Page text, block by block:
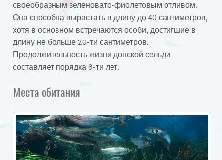
своеобразным зеленовато-фиолетовым отливом.
Она способна вырастать в длину до 40 сантиметров,
хотя в основном встречаются особи, достигшие в
длину не больше 20-ти сантиметров.
Продолжительность жизни донской сельди
составляет порядка 6-ти лет.
Места обитания